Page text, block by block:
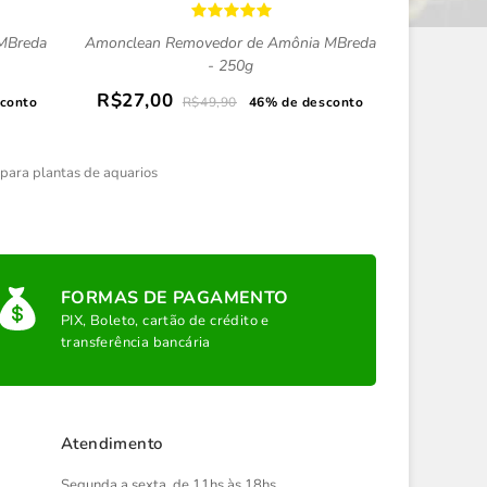
Amonclean Removedor de Amônia MBreda
- 250g
R$27,00 R$49,90 46% de desconto
plantas de aquarios
FORMAS DE PAGAMENTO
PIX, Boleto, cartão de crédito e
transferência bancária
Atendimento